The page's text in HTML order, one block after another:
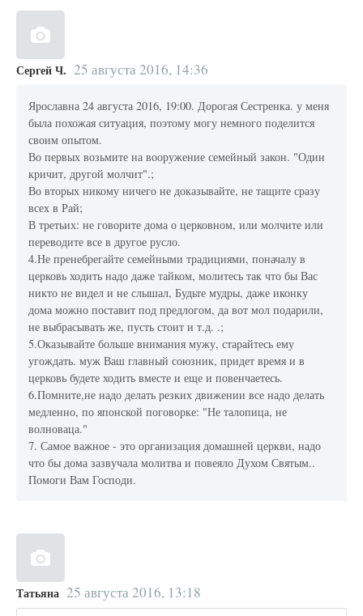
Сергей Ч. 25 августа 2016, 14:36
Ярославна 24 августа 2016, 19:00. Дорогая Сестренка. у меня
была похожая ситуация, поэтому могу немного поделится
своим опытом.
Во первых возьмите на вооружение семейный закон. "Один
кричит, другой молчит".;
Во вторых никому ничего не доказывайте, не тащите сразу
всех в Рай;
В третьих: не говорите дома о церковном, или молчите или
переводите все в другое русло.
4.Не пренебрегайте семейными традициями, поначалу в
церковь ходить надо даже тайком, молитесь так что бы Вас
никто не видел и не слышал, Будьте мудры, даже иконку
дома можно поставит под предлогом, да вот мол подарили,
не выбрасывать же, пусть стоит и т.д. .;
5.Оказывайте больше внимания мужу, старайтесь ему
угождать. муж Ваш главный союзник, придет время и в
церковь будете ходить вместе и еще и повенчаетесь.
6.Помните,не надо делать резких движении все надо делать
медленно, по японской поговорке: "Не талопица, не
волноваца."
7. Самое важное - это организация домашней церкви, надо
что бы дома зазвучала молитва и повеяло Духом Святым..
Помоги Вам Господи.
Татьяна 25 августа 2016, 13:18